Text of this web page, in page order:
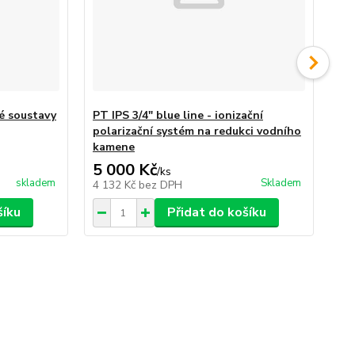
soustavy
skladem
PT IPS 3/4" blue line - ionizační
polarizační systém na redukci vodního
kamene
5 000 Kč/ks
4 132 Kč bez DPH Skladem
Přidat do košíku